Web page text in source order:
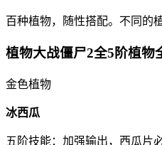
百种植物，随性搭配。不同的
植物大战僵尸2全5阶植物
金色植物
冰西瓜
五阶技能：加强输出，西瓜片